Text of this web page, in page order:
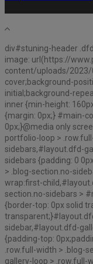
div#stuning-header
image: url(https://
content/uploads/
cover;background-
initial;background-
inner {min-height:
{margin: 0px;} #main-
0px;}@media only
portfolio-loop >
sidebars,#layout.dfd-
sidebars {padding: 0
> .blog-section.no-
wrap:first-
section.no-sidebars >
{border-top: 0px solid
sidebar,#layout.dfd-
{padding-top:
.row.full-width > .blog-
gallery-loop > .row.full-